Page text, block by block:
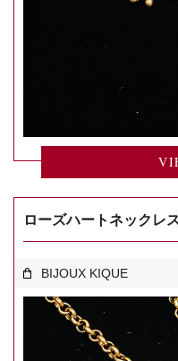
ローズハートネックレ
BIJOUX KIQUE